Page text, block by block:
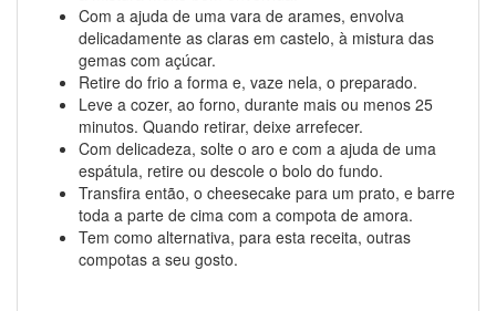
Com a ajuda de uma vara de arames, envolva
delicadamente as claras em castelo, à mistura das
gemas com açúcar.
Retire do frio a forma e, vaze nela, o preparado.
Leve a cozer, ao forno, durante mais ou menos 25
minutos. Quando retirar, deixe arrefecer.
Com delicadeza, solte o aro e com a ajuda de uma
espátula, retire ou descole o bolo do fundo.
Transfira então, o cheesecake para um prato, e barre
toda a parte de cima com a compota de amora.
Tem como alternativa, para esta receita, outras
compotas a seu gosto.